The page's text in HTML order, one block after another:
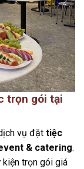
trọn gói tại
vụ đặt tiệc
& catering.
trọn gói giá